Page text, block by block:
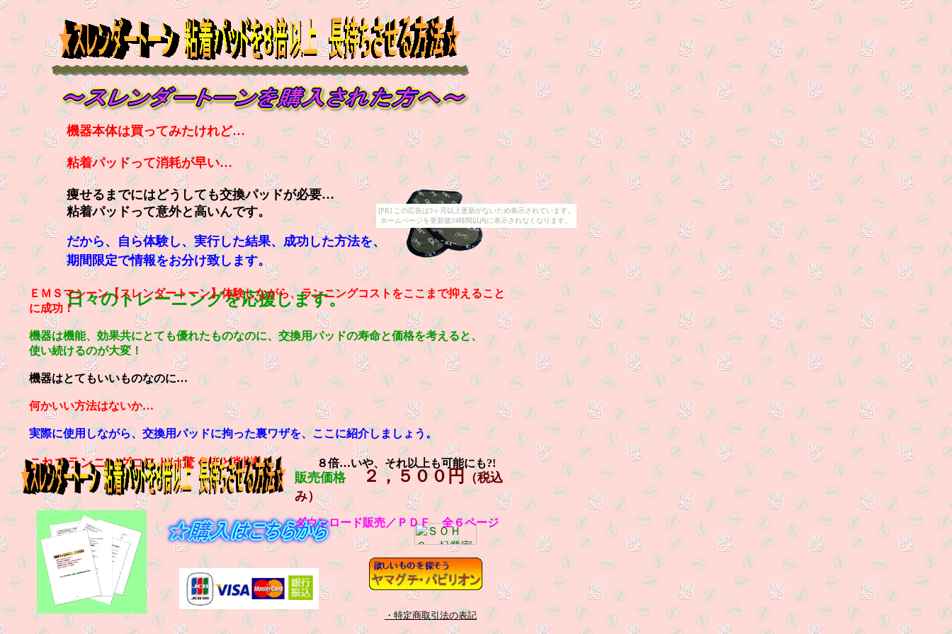
[PR] この広告は3ヶ月以上更新がないため表示されています。
ホームページを更新後24時間以内に表示されなくなります。
機器本体は買ってみたけれど…
粘着パッドって消耗が早い…
痩せるまでにはどうしても交換パッドが必要…
粘着パッドって意外と高いんです。
だから、自ら体験し、実行した結果、成功した方法を、
期間限定で情報をお分け致します。
日々のトレーニングを応援します。
ＥＭＳマシーン【スレンダートーン】体験しながら、ランニングコストをここまで抑えること
に成功！
機器は機能、効果共にとても優れたものなのに、交換用パッドの寿命と価格を考えると、
使い続けるのが大変！
機器はとてもいいものなのに…
何かいい方法はないか…
実際に使用しながら、交換用パッドに拘った裏ワザを、ここに紹介しましょう。
これでランニングコストは驚くほど削減！ ８倍…いや、それ以上も可能にも?!
・特定商取引法の表記
販売価格 ２，５００円
（税込
み）
ダウンロード販売／ＰＤＦ 全６ページ